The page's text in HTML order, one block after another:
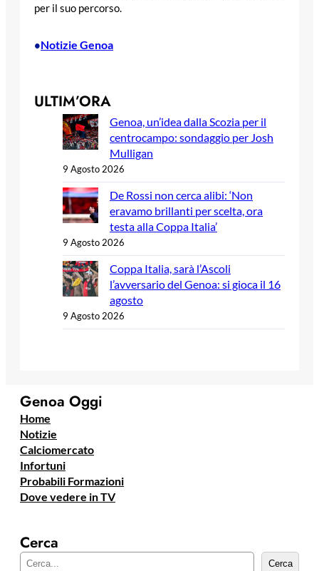
per il suo percorso.
•Notizie Genoa
ULTIM’ORA
Genoa, un’idea dalla Scozia per il
centrocampo: sondaggio per Josh
Mulligan
9 Agosto 2026
De Rossi non cerca alibi: ‘Non
eravamo brillanti per scelta, ora
testa alla Coppa Italia’
9 Agosto 2026
Coppa Italia, sarà l’Ascoli
l’avversario del Genoa: si gioca il 16
agosto
9 Agosto 2026
Genoa Oggi
Home
Notizie
Calciomercato
Infortuni
Probabili Formazioni
Dove vedere in TV
Cerca
Cerca